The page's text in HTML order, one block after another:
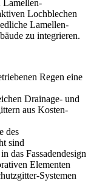
Lamellen-
Lochblechen
Lamellen-
zu integrieren.
Regen eine
Drainage- und
aus Kosten-
des
sind
das Fassadendesign
Elementen
Systemen